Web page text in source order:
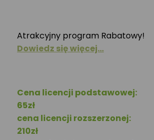
Atrakcyjny program Rabatowy!
Dowiedz się więcej…
Cena licencji podstawowej:
65zł
cena licencji rozszerzonej:
210zł